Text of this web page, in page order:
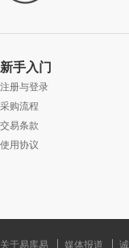
新手入门
注册与登录
采购流程
交易条款
使用协议
关于易库易 媒体报道